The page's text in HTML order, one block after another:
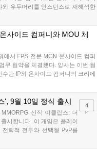
우두머리를 인스턴스로 재해석한
시스템 개선 및 신화+ 던전 로테이
사이드 컴퍼니와 MOU 체
에서 FPS 전문 MCN 온사이드 컴퍼
무 협약을 체결했다. 양사는 이번 협
단 IP와 온사이드 컴퍼니의 크리에
별 콘텐츠를 공동 기획한다. 또한
로 선보이며 e스포츠 생태계 확장에
', 9월 10일 정식 출시
신작 이클립스: 더
시합니다. 이 게임은 플레이
략적 전투와 선택형 PvP를
와 앱 마켓에서 사전등록을
4